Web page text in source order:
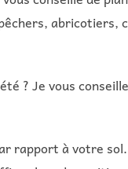
? Je vous
rapport à votre